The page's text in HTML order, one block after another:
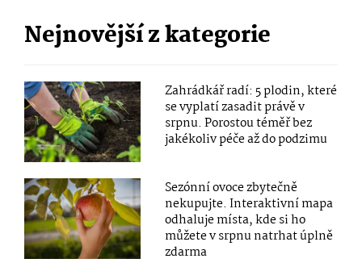
Nejnovější z kategorie
Zahrádkář radí: 5 plodin, které
se vyplatí zasadit právě v
srpnu. Porostou téměř bez
jakékoliv péče až do podzimu
Sezónní ovoce zbytečně
nekupujte. Interaktivní mapa
odhaluje místa, kde si ho
můžete v srpnu natrhat úplně
zdarma